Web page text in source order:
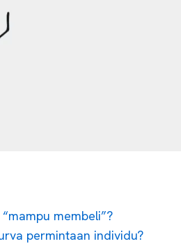
membeli”?
permintaan individu?